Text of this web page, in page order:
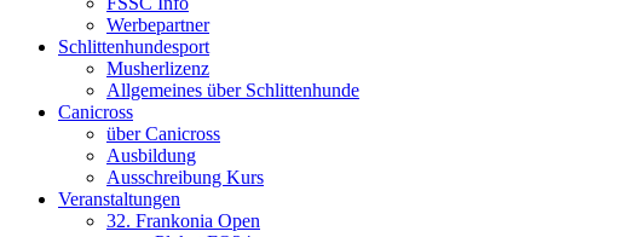
Werbepartner
Schlittenhundesport
Musherlizenz
Allgemeines über Schlittenhunde
Canicross
über Canicross
Ausbildung
Ausschreibung Kurs
Veranstaltungen
32. Frankonia Open